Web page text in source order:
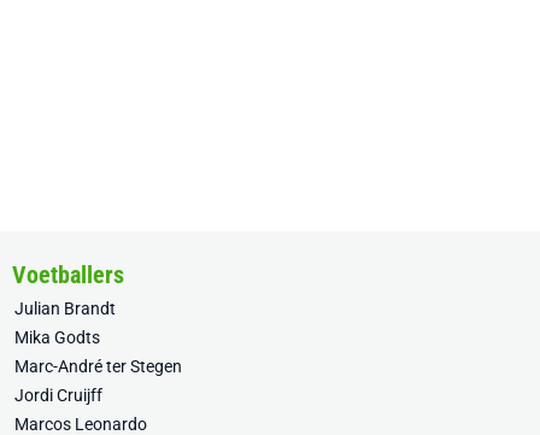
Voetballers
Julian Brandt
Mika Godts
Marc-André ter Stegen
Jordi Cruijff
Marcos Leonardo